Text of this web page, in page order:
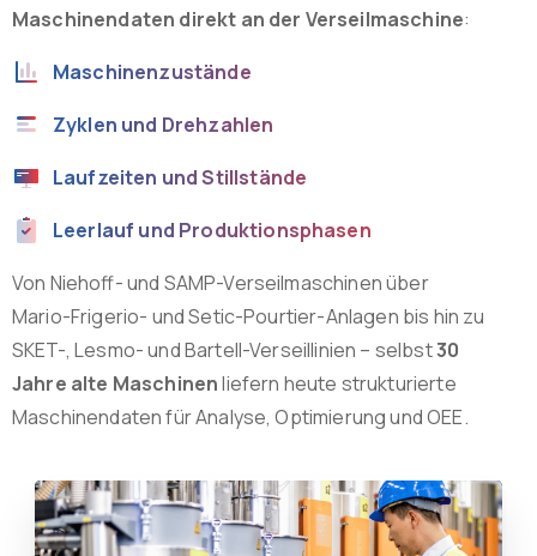
Maschinendaten direkt an der Verseilmaschine:
Maschinenzustände
Zyklen und Drehzahlen
Laufzeiten und Stillstände
Leerlauf und Produktionsphasen
Von Niehoff- und SAMP-Verseilmaschinen über
Mario-Frigerio- und Setic-Pourtier-Anlagen bis hin zu
SKET-, Lesmo- und Bartell-Verseillinien – selbst30
Jahre alte Maschinenliefern heute strukturierte
Maschinendaten für Analyse, Optimierung und OEE.